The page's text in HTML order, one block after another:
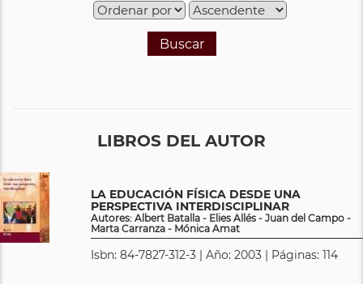
Buscar
LIBROS DEL AUTOR
LA EDUCACIÓN FÍSICA DESDE UNA
PERSPECTIVA INTERDISCIPLINAR
Autores: Albert Batalla - Elies Allés - Juan del Campo -
Marta Carranza - Mónica Amat
Isbn: 84-7827-312-3 | Año: 2003 | Páginas: 114